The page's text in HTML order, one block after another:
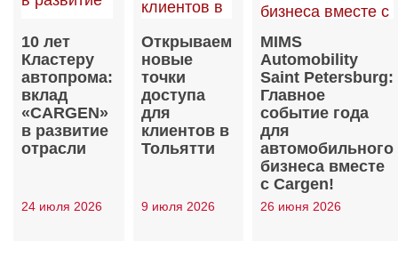
10 лет
Кластеру
автопрома:
вклад
«CARGEN»
в развитие
отрасли
24 июля 2026
Открываем
новые
точки
доступа
для
клиентов в
Тольятти
9 июля 2026
MIMS
Automobility
Saint Petersburg:
Главное
событие года
для
автомобильного
бизнеса вместе
с Cargen!
26 июня 2026